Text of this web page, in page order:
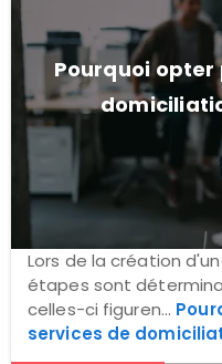
Pourquoi opter
Lors de la création
étapes sont
celles-ci figuren...
services de